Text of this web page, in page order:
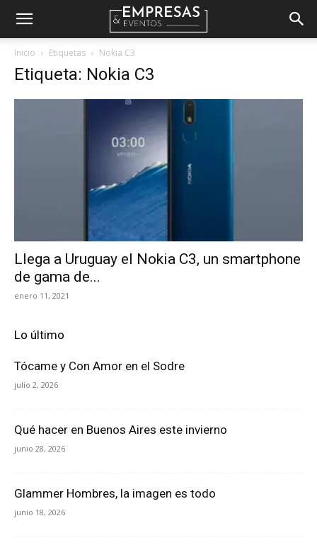
Empresas
Inicio Etiquetas Nokia C3
Etiqueta: Nokia C3
Llega a Uruguay el Nokia C3, un smartphone
de gama de...
enero 11, 2021
Lo último
Tócame y Con Amor en el Sodre
julio 2, 2026
Qué hacer en Buenos Aires este invierno
junio 28, 2026
Glammer Hombres, la imagen es todo
junio 18, 2026